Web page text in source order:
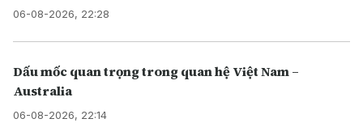
06-08-2026, 22:28
Dấu mốc quan trọng trong quan hệ Việt Nam –
Australia
06-08-2026, 22:14